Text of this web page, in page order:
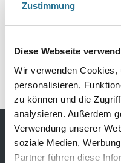
Zustimmung
Diese Webseite
Wir verwenden Cookies,
personalisieren,
zu können und die
analysieren. Außerdem
Verwendung unserer
soziale Medien,
Partner führen diese
5,15mt Kernsockelleiste
2003-000578
Bodenbeläge